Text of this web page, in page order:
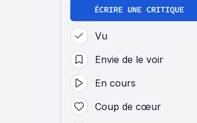
ÉCRIRE UNE CRITIQUE
Vu
Envie de le voir
En cours
Coup de cœur